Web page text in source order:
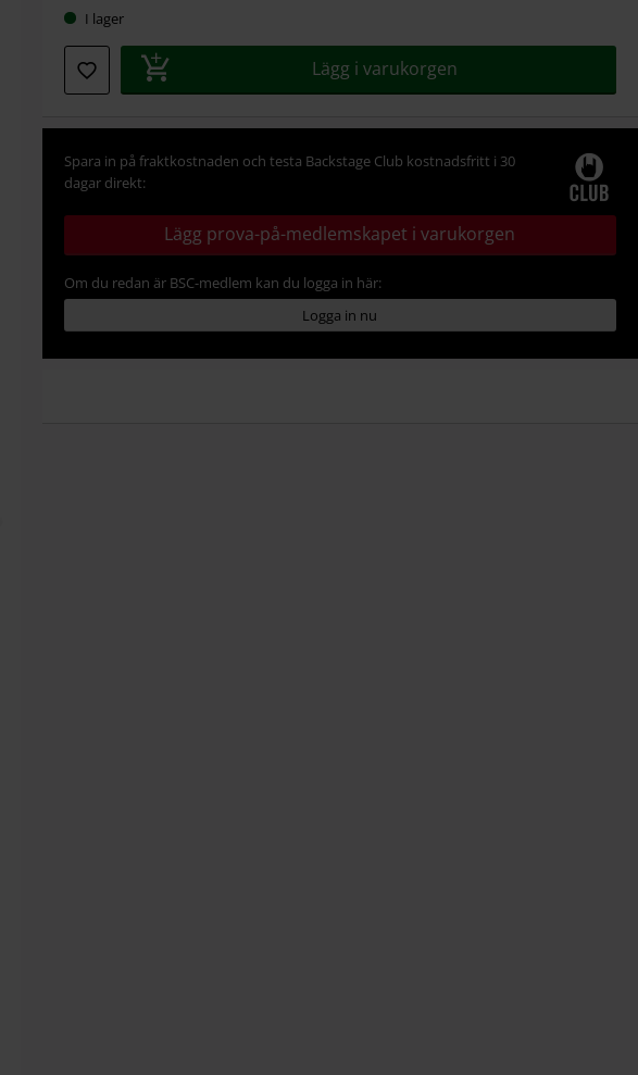
I lager
Lägg i varukorgen
Spara in på fraktkostnaden och testa Backstage Club kostnadsfritt i 30
dagar direkt:
Lägg prova-på-medlemskapet i varukorgen
Om du redan är BSC-medlem kan du logga in här:
Logga in nu